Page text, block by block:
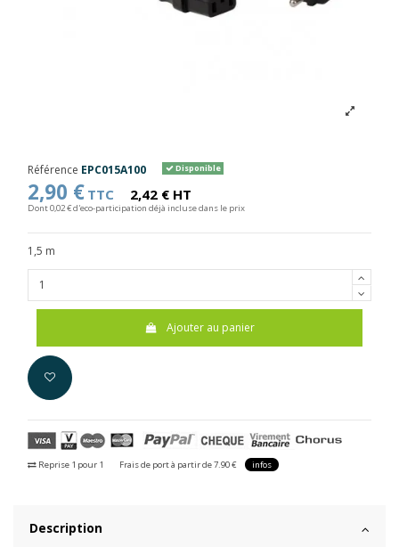
Référence EPC015A100 Disponible
2,90 € TTC 2,42 € HT
Dont 0,02 € d'eco-participation déjà incluse dans le prix
1,5 m
Ajouter au panier
Reprise 1 pour 1 Frais de port à partir de 7.90 € infos
Description